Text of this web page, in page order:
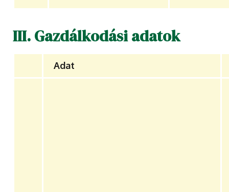
III. Gazdálkodási adatok
Adat